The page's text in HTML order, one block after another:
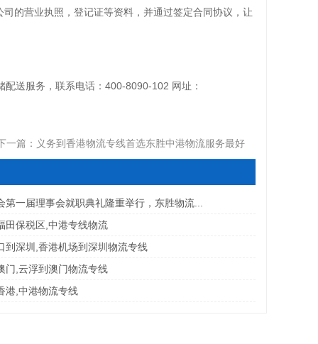
的营业执照，登记证等资料，并通过签定合同协议，让
送服务，联系电话：400-8090-102 网址：
一篇： 义务到香港物流专线首选东胜中港物流服务最好
第一届理事会就职典礼隆重举行，东胜物流...
田保税区,中港专线物流
到深圳,香港机场到深圳物流专线
门,云浮到澳门物流专线
港,中港物流专线